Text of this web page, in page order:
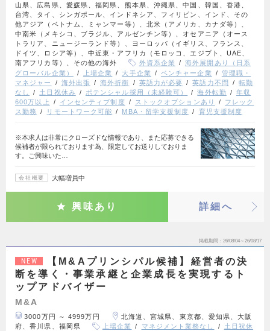
山県、広島県、愛媛県、福岡県、熊本県、沖縄県、中国、韓国、香港、
台湾、タイ、シンガポール、インドネシア、フィリピン、インド、その
他アジア（ベトナム、ミャンマー等）、北米（アメリカ、カナダ等）、
中南米（メキシコ、ブラジル、アルゼンチン等）、オセアニア（オース
トラリア、ニュージーランド等）、ヨーロッパ（イギリス、フランス、
ドイツ、ロシア等）、中近東・アフリカ（モロッコ、エジプト、UAE、
南アフリカ等）、その他の海外
外資系企業
海外展開あり（日系
グローバル企業）
上場企業 大手企業 ベンチャー企業
管理職・
マネジャー
海外出張 海外折衝 英語力が必要 英語力不問
転勤
なし
土日祝休み ポテンシャル採用（未経験可） 海外転勤
年収
600万以上
インセンティブ制度 ストックオプションあり
フレック
ス勤務
リモートワーク可能 MBA・留学支援制度 育児支援制度
※本求人は非常にクローズドな情報であり、また応募できる
候補者が限られております為、限定してお送りしておりま
す。ご興味いた…
会社概要 大幅増員中
興味あり 詳細へ
掲載期間 26/08/04～26/08/17
NEW
【M&Aプリンシパル候補】経営者の決
断を導く・事業承継と企業成長を実現するト
ップアドバイザー
M&A
3000万円 ～ 4999万円
北海道、宮城県、東京都、愛知県、大阪
府、香川県、福岡県
上場企業 マネジメント業務なし
土日祝休